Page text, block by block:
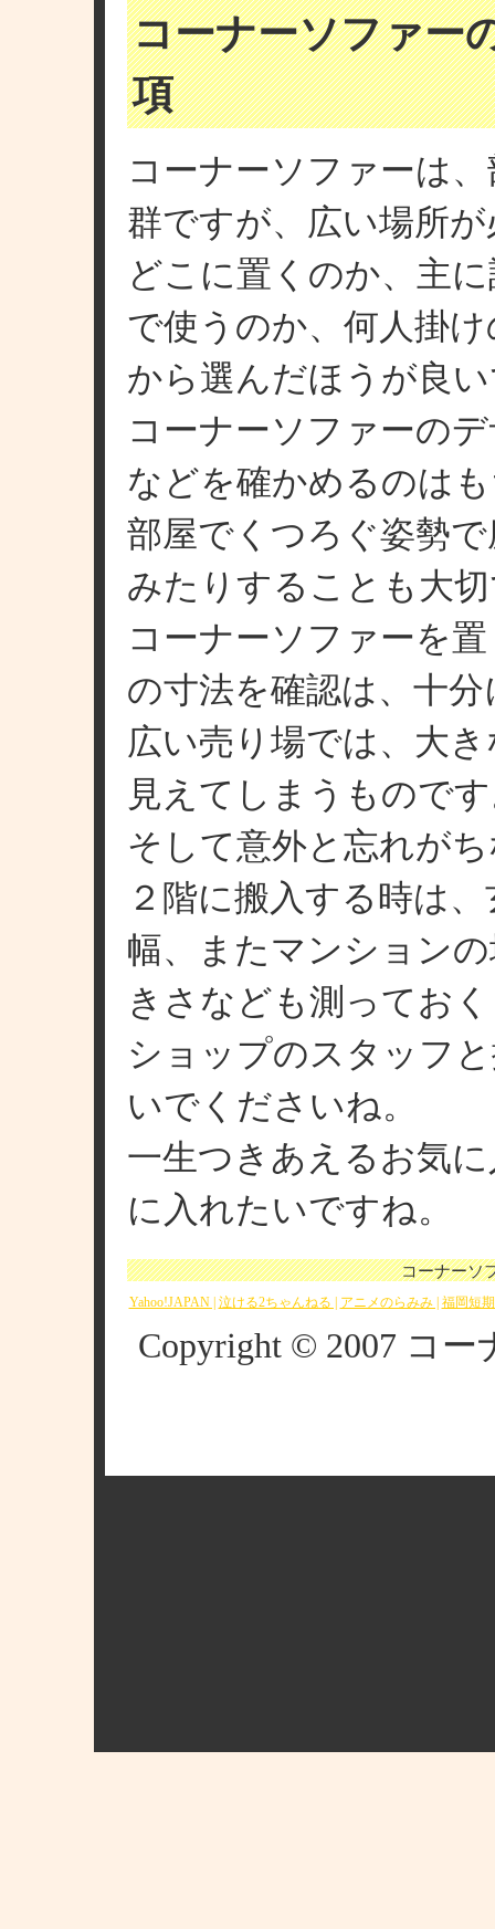
コーナーソファー
項
コーナーソファーは
群ですが、広い場所
どこに置くのか、主
で使うのか、何人掛
から選んだほうが良
コーナーソファーの
などを確かめるのは
部屋でくつろぐ姿勢
みたりすることも大
コーナーソファーを
の寸法を確認は、十
広い売り場では、大
見えてしまうもので
そして意外と忘れが
２階に搬入する時は
幅、またマンション
きさなども測ってお
ショップのスタッフ
いでくださいね。
一生つきあえるお気
に入れたいですね。
コーナーソ
Yahoo!JAPAN | 泣ける2ちゃんねる | アニメのらみみ | 福岡短
Copyright © 2007 コ